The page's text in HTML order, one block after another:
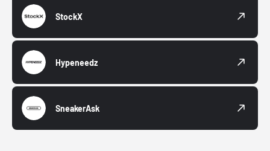
StockX
Hypeneedz
SneakerAsk